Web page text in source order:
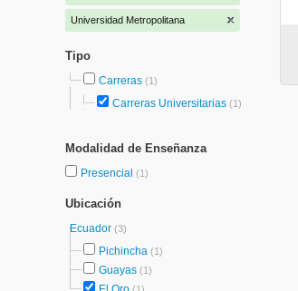
Universidad Metropolitana
Tipo
Carreras (1)
Carreras Universitarias (1)
Modalidad de Enseñanza
Presencial (1)
Ubicación
Ecuador (3)
Pichincha (1)
Guayas (1)